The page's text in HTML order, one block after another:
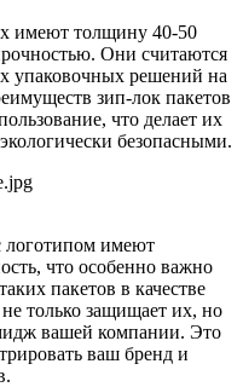
имеют толщину 40-50
Они считаются
упаковочных решений на
зип-лок пакетов
что делает их
безопасными.
логотипом имеют
что особенно важно
пакетов в качестве
только защищает их, но
вашей компании. Это
ваш бренд и